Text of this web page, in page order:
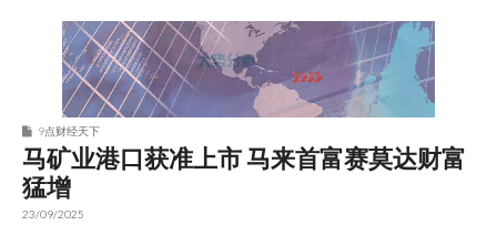
9点股票
9点财经天下
马矿业港口获准上市 马来首富赛莫达财富
猛增
23/09/2025